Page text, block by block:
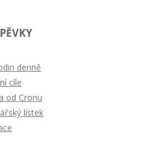
denně
cíle
od Cronu
lístek